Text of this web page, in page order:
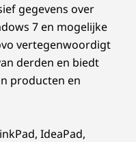
beschermen je
97% post-industry
polyethyleen
uit 30%
gegevens over
7 en mogelijke
vertegenwoordigt
derden en biedt
producten en
IdeaPad,